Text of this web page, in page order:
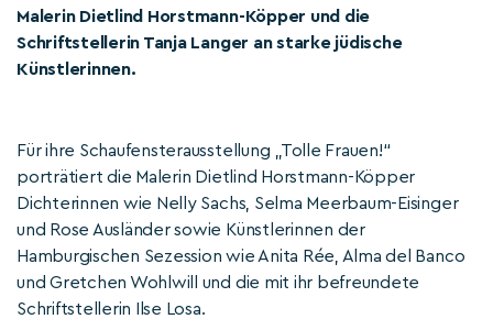
Malerin Dietlind Horstmann-Köpper und die
Schriftstellerin Tanja Langer an starke jüdische
Künstlerinnen.
Für ihre Schaufensterausstellung „Tolle Frauen!“
porträtiert die Malerin Dietlind Horstmann-Köpper
Dichterinnen wie Nelly Sachs, Selma Meerbaum-Eisinger
und Rose Ausländer sowie Künstlerinnen der
Hamburgischen Sezession wie Anita Rée, Alma del Banco
und Gretchen Wohlwill und die mit ihr befreundete
Schriftstellerin Ilse Losa.